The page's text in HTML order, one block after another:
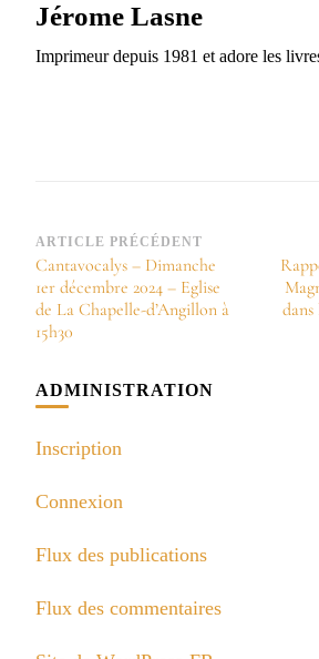
Jérome Lasne
Imprimeur depuis 1981 et adore les
Navigation
d’article
ARTICLE PRÉCÉDENT
Cantavocalys – Dimanche
1er décembre 2024 – Eglise
de La Chapelle-d’Angillon à
15h30
dans
ADMINISTRATION
Inscription
Connexion
Flux des publications
Flux des commentaires